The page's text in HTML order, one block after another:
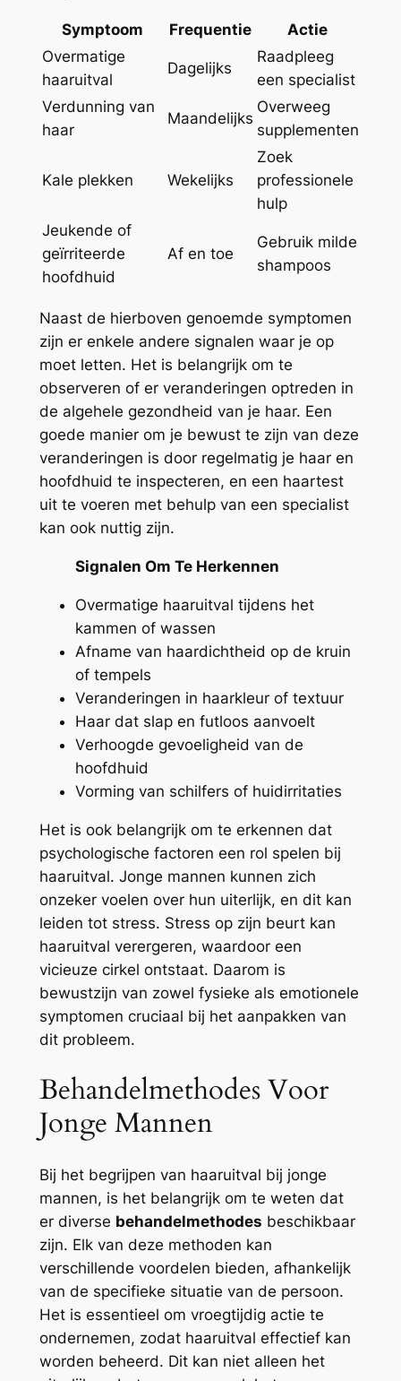
Symptoom Frequentie
Actie
Overmatige
haaruitval
Dagelijks
Raadpleeg
een specialist
Verdunning van
haar
Maandelijks
Overweeg
supplementen
Kale plekken Wekelijks
Zoek
professionele
hulp
Jeukende of
geïrriteerde
hoofdhuid
Af en toe
Gebruik milde
shampoos
Naast de hierboven genoemde symptomen
zijn er enkele andere signalen waar je op
moet letten. Het is belangrijk om te
observeren of er veranderingen optreden in
de algehele gezondheid van je haar. Een
goede manier om je bewust te zijn van deze
veranderingen is door regelmatig je haar en
hoofdhuid te inspecteren, en een haartest
uit te voeren met behulp van een specialist
kan ook nuttig zijn.
Signalen Om Te Herkennen
Overmatige haaruitval tijdens het
kammen of wassen
Afname van haardichtheid op de kruin
of tempels
Veranderingen in haarkleur of textuur
Haar dat slap en futloos aanvoelt
Verhoogde gevoeligheid van de
hoofdhuid
Vorming van schilfers of huidirritaties
Het is ook belangrijk om te erkennen dat
psychologische factoren een rol spelen bij
haaruitval. Jonge mannen kunnen zich
onzeker voelen over hun uiterlijk, en dit kan
leiden tot stress. Stress op zijn beurt kan
haaruitval verergeren, waardoor een
vicieuze cirkel ontstaat. Daarom is
bewustzijn van zowel fysieke als emotionele
symptomen cruciaal bij het aanpakken van
dit probleem.
Behandelmethodes Voor
Jonge Mannen
Bij het begrijpen van haaruitval bij jonge
mannen, is het belangrijk om te weten dat
er diverse behandelmethodes beschikbaar
zijn. Elk van deze methoden kan
verschillende voordelen bieden, afhankelijk
van de specifieke situatie van de persoon.
Het is essentieel om vroegtijdig actie te
ondernemen, zodat haaruitval effectief kan
worden beheerd. Dit kan niet alleen het